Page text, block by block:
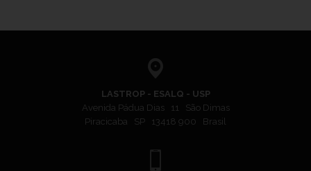
LASTROP - ESALQ - USP
Avenida Pádua Dias 11 São Dimas
Piracicaba SP 13418 900 Brasil